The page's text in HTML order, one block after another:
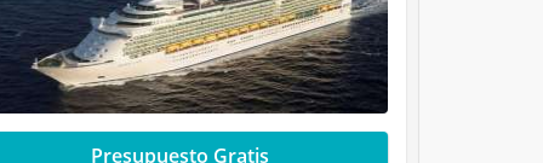
Presupuesto Gratis